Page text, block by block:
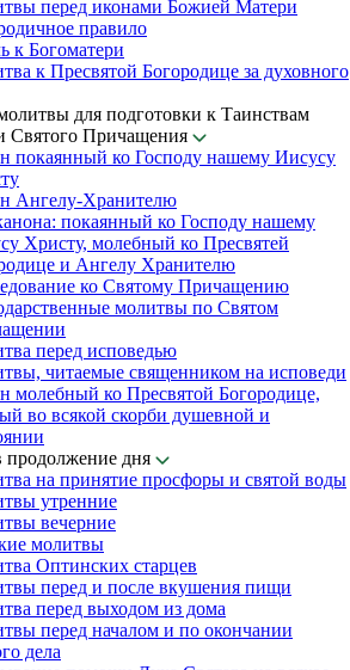
перед иконами Божией Матери
правило
к Богоматери
к Пресвятой Богородице за духовного
для подготовки к Таинствам
Святого Причащения
покаянный ко Господу нашему Иисусу
Ангелу-Хранителю
покаянный ко Господу нашему
Христу, молебный ко Пресвятей
и Ангелу Хранителю
ко Святому Причащению
молитвы по Святом
перед исповедью
читаемые священником на исповеди
молебный ко Пресвятой Богородице,
во всякой скорби душевной и
дня
на принятие просфоры и святой воды
утренние
вечерние
молитвы
Оптинских старцев
перед и после вкушения пищи
перед выходом из дома
перед началом и по окончании
дела